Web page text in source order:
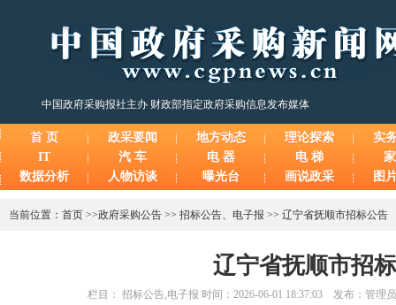
中国政府采购报社主办 财政部指定政府采购信息发布媒体
首 页 政采要闻 地方动态 理论探索
实
IT
汽 车 电 器 电 梯
数据分析
人物访谈 曝光台 画说政采 图
当前位置： 首页 >>政府采购公告 >> 招标公告、 电子报 >> 辽宁省抚顺市招标公告
辽宁省抚顺市招
栏目： 招标公告,电子报 时间：2026-06-01 18:37:03 发布：管理